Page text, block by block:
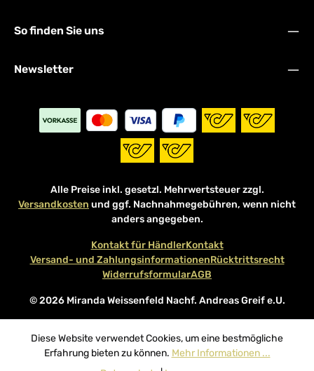
So finden Sie uns
Newsletter
Alle Preise inkl. gesetzl. Mehrwertsteuer zzgl.
Versandkosten und ggf. Nachnahmegebühren, wenn nicht
anders angegeben.
© 2026 Miranda Weissenfeld Nachf. Andreas Greif e.U.
Kontakt für HändlerKontakt
Versand- und ZahlungsinformationenRücktrittsrecht
WiderrufsformularAGB
Diese Website verwendet Cookies, um eine bestmögliche
Erfahrung bieten zu können. Mehr Informationen ...